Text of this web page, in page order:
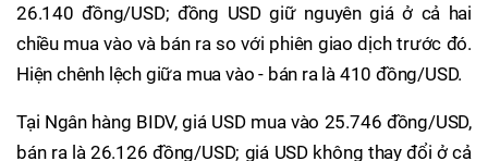
26.140 đồng/USD; đồng USD giữ nguyên giá ở cả hai
chiều mua vào và bán ra so với phiên giao dịch trước đó.
Hiện chênh lệch giữa mua vào - bán ra là 410 đồng/USD.
Tại Ngân hàng BIDV, giá USD mua vào 25.746 đồng/USD,
bán ra là 26.126 đồng/USD; giá USD không thay đổi ở cả